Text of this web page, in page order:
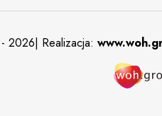
2026| Realizacja: